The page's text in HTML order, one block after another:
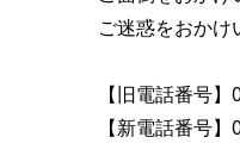
ご迷惑をおかけ
【旧電話番号
【新電話番号